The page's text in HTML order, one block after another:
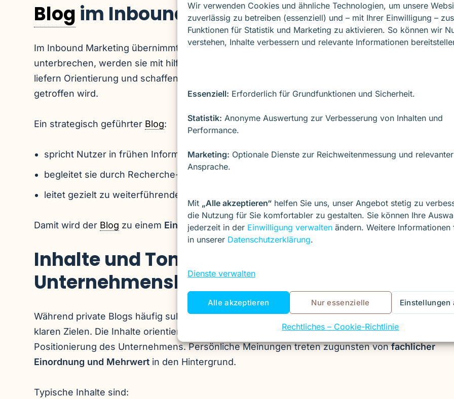
Wir verwenden Cookies und ähnliche Technologien, um unsere
zuverlässig zu betreiben (essenziell) und – mit Ihrer Einwilligung –
Funktionen für Statistik und Marketing zu aktivieren. So können wir
verstehen, Inhalte verbessern und relevante Informationen
Essenziell: Erforderlich für Grundfunktionen und Sicherheit.
Statistik: Anonyme Auswertung zur Verbesserung von Inhalten und
Performance.
Marketing: Optionale Dienste zur Reichweitenmessung und relevanter
Ansprache.
Mit „Alle akzeptieren“ helfen Sie uns, unser Angebot stetig zu
die Nutzung für Sie komfortabler zu gestalten. Sie können Ihre
jederzeit in der Einwilligung verwalten ändern. Weitere Informationen
in unserer Datenschutzerklärung.
Dienste verwalten
Alle akzeptieren Nur essenzielle Einstellungen
Rechtliches – Cookie-Richtlinie
Blog im Inbound Marketing
Im Inbound Marketing übernimmt derBlogeineSchlüsselrolle. Statt Nutzer mit Werbung zu
unterbrechen, werden sie mit hilfreichen Inhalten angezogen. Blogartikel beantworten Fragen,
liefern Orientierung und schaffen Vertrauen – oft bereits lange bevor eine Kaufentscheidung
getroffen wird.
Ein strategisch geführter Blog:
spricht Nutzer in frühen Informationsphasen an
begleitet sie durch Recherche- und Bewertungsprozesse
leitet gezielt zu weiterführenden Angeboten über
Damit wird der Blog zu einem Einstiegspunkt in die Customer Journey.
Inhalte und Tonalität eines
Unternehmensblogs
Während private Blogs häufig subjektiv und persönlich geprägt sind, folgt ein
klaren Zielen. Die Inhalte orientieren sich an den Bedürfnissen der Zielgruppe und an der
Positionierung des Unternehmens. Persönliche Meinungen treten zugunsten vonfachlicher
Einordnung und Mehrwert in den Hintergrund.
Typische Inhalte sind: